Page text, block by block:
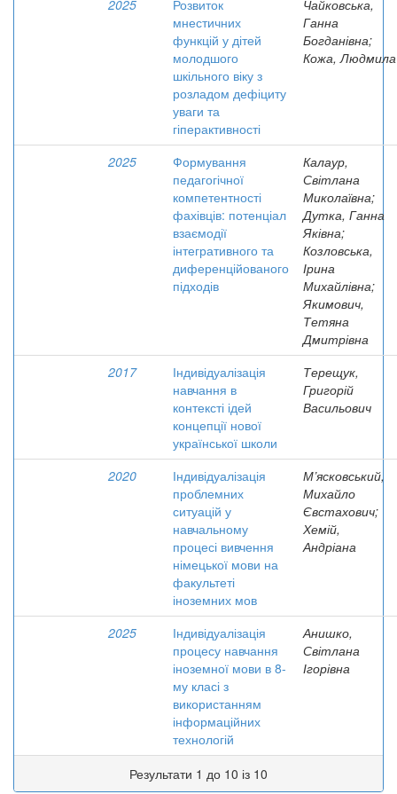
2025
Розвиток
мнестичних
функцій у дітей
молодшого
шкільного віку з
розладом дефіциту
уваги та
гіперактивності
Чайковська,
Ганна
Богданівна;
Кожа, Людмила
2025
Формування
педагогічної
компетентності
фахівців: потенціал
взаємодії
інтегративного та
диференційованого
підходів
Калаур,
Світлана
Миколаївна;
Дутка, Ганна
Яківна;
Козловська,
Ірина
Михайлівна;
Якимович,
Тетяна
Дмитрівна
2017
Індивідуалізація
навчання в
контексті ідей
концепції нової
української школи
Терещук,
Григорій
Васильович
2020
Індивідуалізація
проблемних
ситуацій у
навчальному
процесі вивчення
німецької мови на
факультеті
іноземних мов
М’ясковський,
Михайло
Євстахович;
Хемій,
Андріана
2025
Індивідуалізація
процесу навчання
іноземної мови в 8-
му класі з
використанням
інформаційних
технологій
Анишко,
Світлана
Ігорівна
Результати 1 до 10 із 10